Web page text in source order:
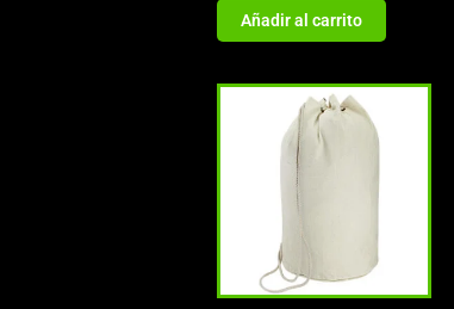
Añadir al carrito